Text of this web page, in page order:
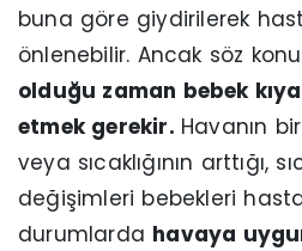
buna göre giydirilerek
önlenebilir. Ancak söz
olduğu zaman bebek
etmek gerekir. Havanın
veya sıcaklığının arttığı,
değişimleri bebekleri
durumlarda havaya